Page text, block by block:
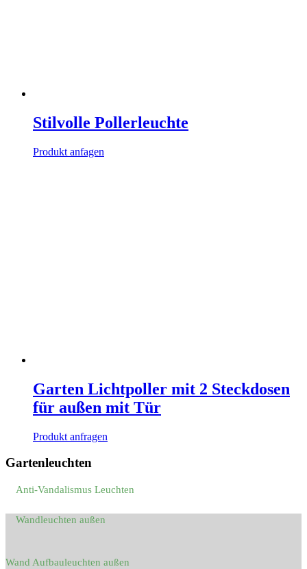
Stilvolle Pollerleuchte
Produkt anfagen
Garten Lichtpoller mit 2 Steckdosen
für außen mit Tür
Produkt anfragen
Gartenleuchten
Anti-Vandalismus Leuchten
Wandleuchten außen
Wand Aufbauleuchten außen